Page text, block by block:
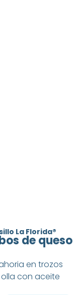
La Florida®
de queso
en trozos
con aceite